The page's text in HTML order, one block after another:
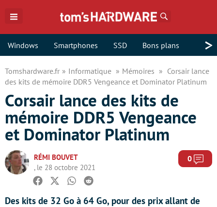
Windows Smartphones SSD Bons plans >
Tomshardware.fr Informatique Mémoires
Corsair lance
des kits de mémoire DDR5 Vengeance et Dominator Platinum
Corsair lance des kits de
mémoire DDR5 Vengeance
et Dominator Platinum
RÉMI BOUVET
, le 28 octobre 2021
0
Facebook
TwitterWhatsapp
Reddit
Des kits de 32 Go à 64 Go, pour des prix allant de